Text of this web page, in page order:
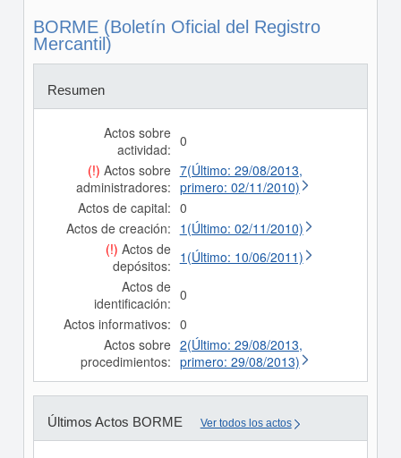
BORME (Boletín Oficial del Registro
Mercantil)
Resumen
Actos sobre
actividad: 0
(!) Actos sobre
administradores:
7(Último: 29/08/2013,
primero: 02/11/2010)
Actos de capital: 0
Actos de creación: 1(Último: 02/11/2010)
(!) Actos de
depósitos: 1(Último: 10/06/2011)
Actos de
identificación: 0
Actos informativos: 0
Actos sobre
procedimientos:
2(Último: 29/08/2013,
primero: 29/08/2013)
Últimos Actos BORME Ver todos los actos